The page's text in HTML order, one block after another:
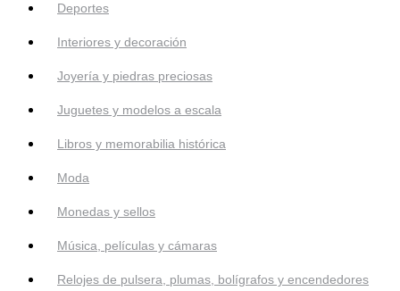
Deportes
Interiores y decoración
Joyería y piedras preciosas
Juguetes y modelos a escala
Libros y memorabilia histórica
Moda
Monedas y sellos
Música, películas y cámaras
Relojes de pulsera, plumas, bolígrafos y encendedores